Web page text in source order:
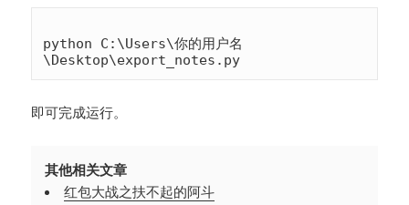
python C:\Users\你的用户名
即可完成运行。
其他相关文章
红包大战之扶不起的阿斗